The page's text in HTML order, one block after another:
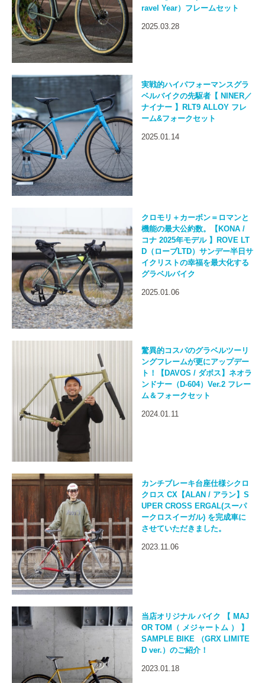
ravel Year）フレームセット
2025.03.28
実戦的ハイパフォーマンスグラ
ベルバイクの先駆者【 NINER／
ナイナー 】RLT9 ALLOY フレ
ーム&フォークセット
2025.01.14
クロモリ＋カーボン＝ロマンと
機能の最大公約数。【KONA /
コナ 2025年モデル 】ROVE LT
D（ローブLTD）サンデー半日サ
イクリストの幸福を最大化する
グラベルバイク
2025.01.06
驚異的コスパのグラベルツーリ
ングフレームが更にアップデー
ト！【DAVOS / ダボス】ネオラ
ンドナー（D-604）Ver.2 フレー
ム＆フォークセット
2024.01.11
カンチブレーキ台座仕様シクロ
クロス CX【ALAN / アラン】S
UPER CROSS ERGAL(スーパ
ークロスイーガル) を完成車に
させていただきました。
2023.11.06
当店オリジナル バイク 【 MAJ
OR TOM（ メジャートム ） 】
SAMPLE BIKE （GRX LIMITE
D ver.）のご紹介！
2023.01.18